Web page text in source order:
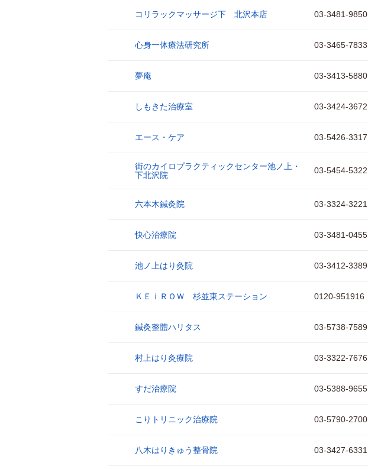
コリラックマッサージ下 北沢本店 03-3481-9850
心身一体療法研究所 03-3465-7833
夢庵 03-3413-5880
しもきた治療室 03-3424-3672
エース・ケア 03-5426-3317
街のカイロプラクティックセンター池ノ上・
下北沢院
03-5454-5322
六本木鍼灸院 03-3324-3221
快心治療院 03-3481-0455
池ノ上はり灸院 03-3412-3389
ＫＥｉＲＯＷ 杉並東ステーション 0120-951916
鍼灸整體ハリタス 03-5738-7589
村上はり灸療院 03-3322-7676
すだ治療院 03-5388-9655
こりトリニック治療院 03-5790-2700
八木はりきゅう整骨院 03-3427-6331